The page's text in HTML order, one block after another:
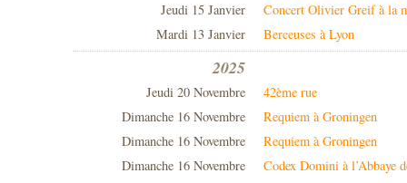
Jeudi 15 Janvier
Concert Olivier Greif à la
Mardi 13 Janvier
Berceuses à Lyon
2025
Jeudi 20 Novembre
42ème rue
Dimanche 16 Novembre
Requiem à Groningen
Dimanche 16 Novembre
Requiem à Groningen
Dimanche 16 Novembre
Codex Domini à l’Abbaye